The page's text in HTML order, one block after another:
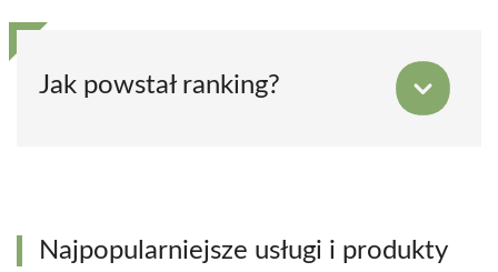
Jak powstał ranking?
Najpopularniejsze usługi i produkty